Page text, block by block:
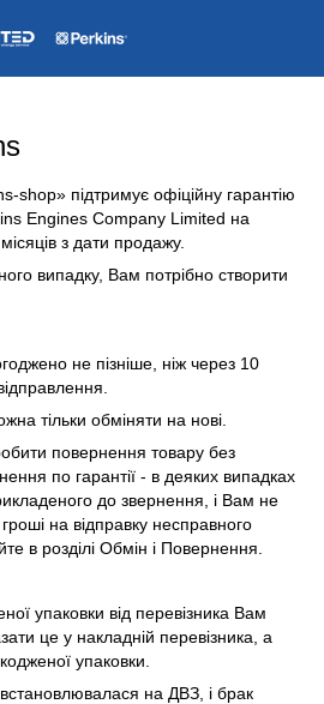
shop» підтримує офіційну гарантію
Engines Company Limited на
з дати продажу.
випадку, Вам потрібно створити
не пізніше, ніж через 10
тільки обміняти на нові.
повернення товару без
по гарантії - в деяких випадках
до звернення, і Вам не
на відправку несправного
в розділі Обмін і Повернення.
упаковки від перевізника Вам
це у накладній перевізника, а
упаковки.
на ДВЗ, і брак